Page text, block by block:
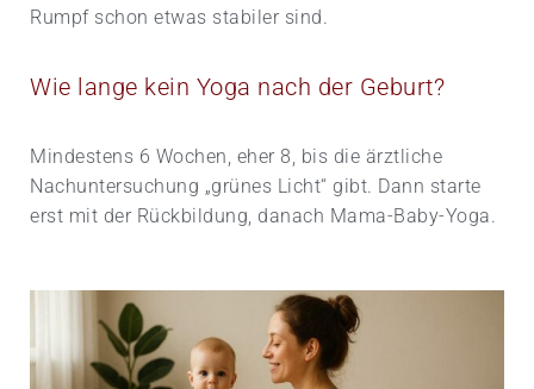
Rumpf schon etwas stabiler sind.
Wie lange kein Yoga nach der Geburt?
Mindestens 6 Wochen, eher 8, bis die ärztliche
Nachuntersuchung „grünes Licht“ gibt. Dann starte
erst mit der Rückbildung, danach Mama-Baby-Yoga.